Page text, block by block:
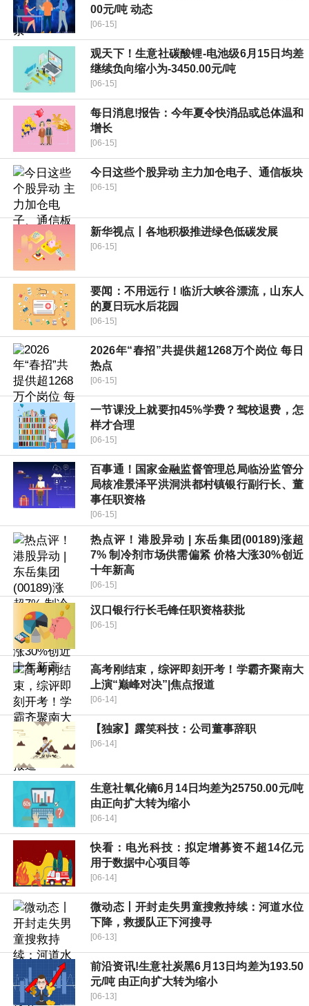
00元/吨 动态
[06-15]
观天下！生意社碳酸锂-电池级6月15日均差
继续负向缩小为-3450.00元/吨
[06-15]
每日消息!报告：今年夏令快消品或总体温和
增长
[06-15]
今日这些个股异动 主力加仓电子、通信板块
[06-15]
新华视点丨各地积极推进绿色低碳发展
[06-15]
要闻：不用远行！临沂大峡谷漂流，山东人
的夏日玩水后花园
[06-15]
2026年“春招”共提供超1268万个岗位 每日
热点
[06-15]
一节课没上就要扣45%学费？驾校退费，怎
样才合理
[06-15]
百事通！国家金融监督管理总局临汾监管分
局核准景泽平洪洞洪都村镇银行副行长、董
事任职资格
[06-15]
热点评！港股异动 | 东岳集团(00189)涨超
7% 制冷剂市场供需偏紧 价格大涨30%创近
十年新高
[06-15]
汉口银行行长毛锋任职资格获批
[06-15]
高考刚结束，综评即刻开考！学霸齐聚南大
上演“巅峰对决”|焦点报道
[06-14]
【独家】露笑科技：公司董事辞职
[06-14]
生意社氧化镝6月14日均差为25750.00元/吨
由正向扩大转为缩小
[06-14]
快看：电光科技：拟定增募资不超14亿元
用于数据中心项目等
[06-14]
微动态丨开封走失男童搜救持续：河道水位
下降，救援队正下河搜寻
[06-13]
前沿资讯!生意社炭黑6月13日均差为193.50
元/吨 由正向扩大转为缩小
[06-13]